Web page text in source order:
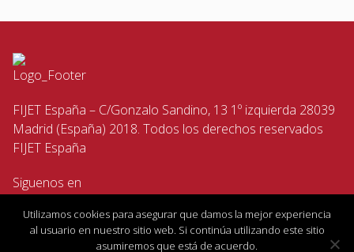
FIJET España – C/Gonzalo Sandino, 13 1º izquierda 28039
Madrid (España) 2018. Todos los derechos reservados
FIJET España
Siguenos en
Utilizamos cookies para asegurar que damos la mejor experiencia
al usuario en nuestro sitio web. Si continúa utilizando este sitio
asumiremos que está de acuerdo.